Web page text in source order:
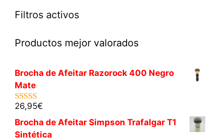
Filtros activos
Productos mejor valorados
Brocha de Afeitar Razorock 400 Negro
Mate
5.00de 5
26,95€
Brocha de Afeitar Simpson Trafalgar T1
Sintética